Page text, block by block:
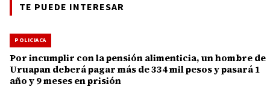
TE PUEDE INTERESAR
POLICIACA
Por incumplir con la pensión alimenticia, un hombre de
Uruapan deberá pagar más de 334 mil pesos y pasará 1
año y 9 meses en prisión